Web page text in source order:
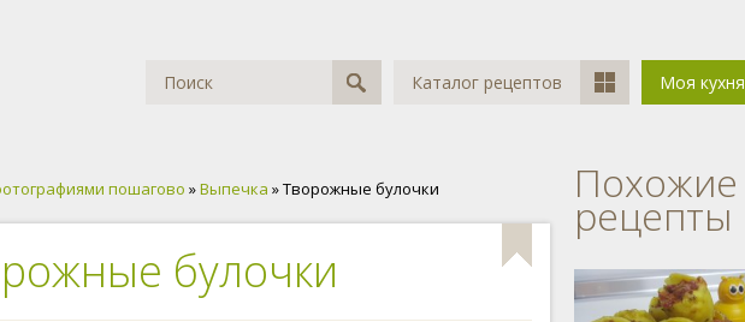
Каталог рецептов Моя кухня
пошагово »Выпечка » Творожные булочки
булочки
Похожие
рецепты